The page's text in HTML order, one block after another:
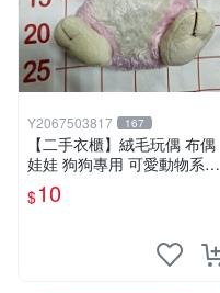
Y2067503817 167
【二手衣櫃】絨毛玩偶 布偶
娃娃 狗狗專用 可愛動物系列
耐咬耐磨玩具 玩偶 粉紅熊寵
物玩具 1120929
$10